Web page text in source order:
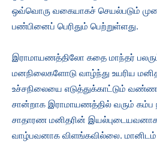
ஒவ்வொரு வகையாகச் செயல்படும்
பண்பினைப் பெரிதும் பெற்றுள்ளது.
இராமாயணத்திலோ கதை மாந்தர்
மனநிலைகளோடு வாழ்ந்து உயரிய
உச்சநிலையை எடுத்துக்காட்டும்
சான்றாக இராமாயணத்தில் வரும்
சாதாரண மனிதரின்
வாழ்பவனாக விளங்கவில்லை. மானிடம்